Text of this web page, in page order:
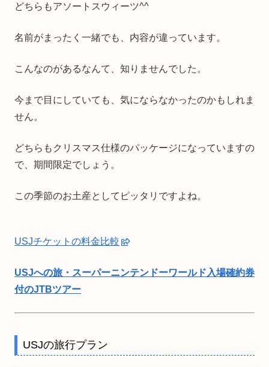
どちらもアソートスウィーツ^^
名前がまったく一緒でも、内容が違っています。
こんなのがあるなんて、知りませんでした。
今まで目にしていても、気にならなかったのかもしれま
せん。
どちらもクリスマス仕様のパッケージになっていますの
で、期間限定でしょう。
この季節のお土産としてピッタリですよね。
USJチケットの料金比較
USJへの旅・スーパーニンテンドーワールド入場確約券
付のJTBツアー
USJの旅行プラン